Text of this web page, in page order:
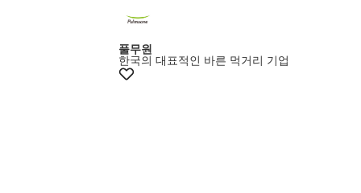
최대15% 쿠폰
풀무원
한국의 대표적인 바른 먹거리 기업